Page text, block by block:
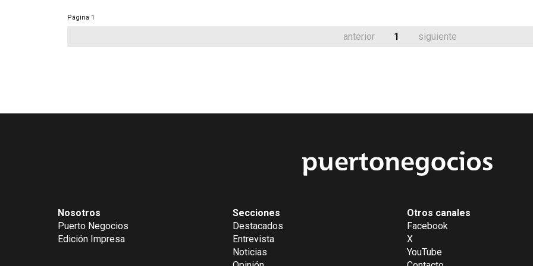
Página 1
anterior 1 siguiente
Nosotros
Puerto Negocios
Edición Impresa
Secciones
Destacados
Entrevista
Noticias
Otros canales
Facebook
X
YouTube